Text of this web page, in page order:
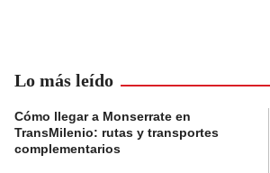
Lo más leído
Cómo llegar a Monserrate en
TransMilenio: rutas y transportes
complementarios